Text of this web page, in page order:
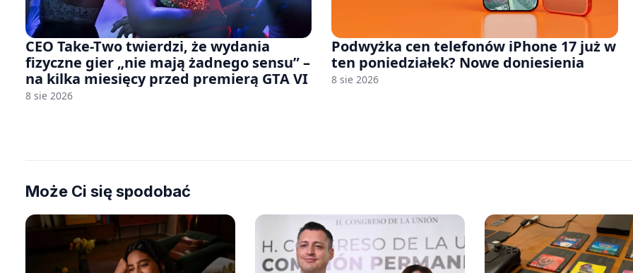
CEO Take-Two twierdzi, że wydania
fizyczne gier „nie mają żadnego sensu” –
na kilka miesięcy przed premierą GTA VI
8 sie 2026
Podwyżka cen telefonów iPhone 17 już w
ten poniedziałek? Nowe doniesienia
8 sie 2026
Może Ci się spodobać